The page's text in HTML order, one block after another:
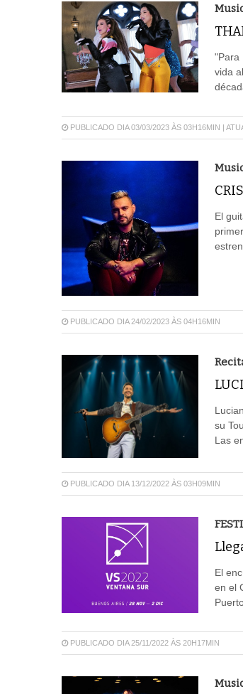
"Para
vida
PUBLICADO DIA 03/03/2023 ÀS 03H16MIN |
El
PUBLICADO DIA 24/02/2023 ÀS 04H16MIN
su
Las
PUBLICADO DIA 13/12/2022 ÀS 03H09MIN
El
en el
PUBLICADO DIA 25/11/2022 ÀS 20H17MIN